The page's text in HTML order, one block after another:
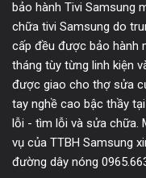
bảo hành Tivi Samsung
chữa tivi Samsung do
cấp đều được bảo hành
tháng tùy từng linh kiện
được giao cho thợ sửa
tay nghề cao bậc thầy
lỗi - tìm lỗi và sửa chữa.
vụ của TTBH Samsung
đường dây nóng